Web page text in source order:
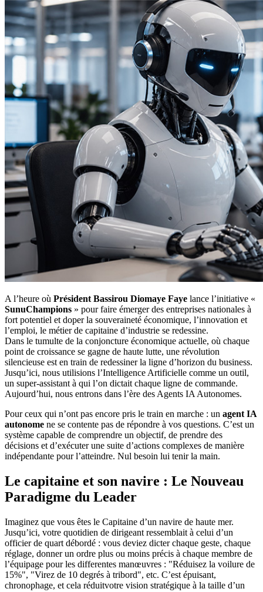
A l’heure où Président Bassirou Diomaye Faye lance l’initiative «
SunuChampions » pour faire émerger des entreprises nationales à
fort potentiel et doper la souveraineté économique, l’innovation et
l’emploi, le métier de capitaine d’industrie se redessine.
Dans le tumulte de la conjoncture économique actuelle, où chaque
point de croissance se gagne de haute lutte, une révolution
silencieuse est en train de redessiner la ligne d’horizon du business.
Jusqu’ici, nous utilisions l’Intelligence Artificielle comme un outil,
un super-assistant à qui l’on dictait chaque ligne de commande.
Aujourd’hui, nous entrons dans l’ère des Agents IA Autonomes.
Pour ceux qui n’ont pas encore pris le train en marche : un agent IA
autonome ne se contente pas de répondre à vos questions. C’est un
système capable de comprendre un objectif, de prendre des
décisions et d’exécuter une suite d’actions complexes de manière
indépendante pour l’atteindre. Nul besoin lui tenir la main.
Le capitaine et son navire : Le Nouveau
Paradigme du Leader
Imaginez que vous êtes le Capitaine d’un navire de haute mer.
Jusqu’ici, votre quotidien de dirigeant ressemblait à celui d’un
officier de quart débordé : vous deviez dicter chaque geste, chaque
réglage, donner un ordre plus ou moins précis à chaque membre de
l’équipage pour les differentes manœuvres : "Réduisez la voilure de
15%", "Virez de 10 degrés à tribord", etc. C’est épuisant,
chronophage, et cela réduitvotre vision stratégique à la taille d’un